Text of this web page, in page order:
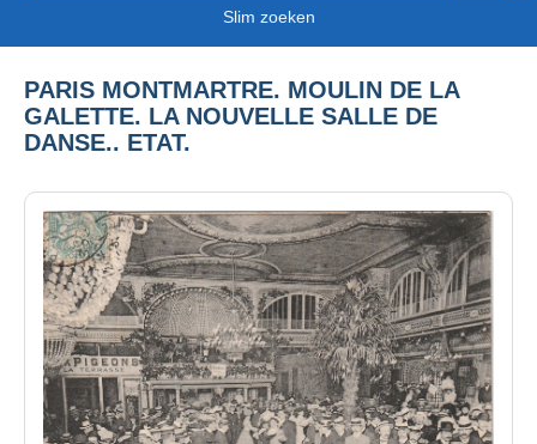
Slim zoeken
PARIS MONTMARTRE. MOULIN DE LA
GALETTE. LA NOUVELLE SALLE DE
DANSE.. ETAT.